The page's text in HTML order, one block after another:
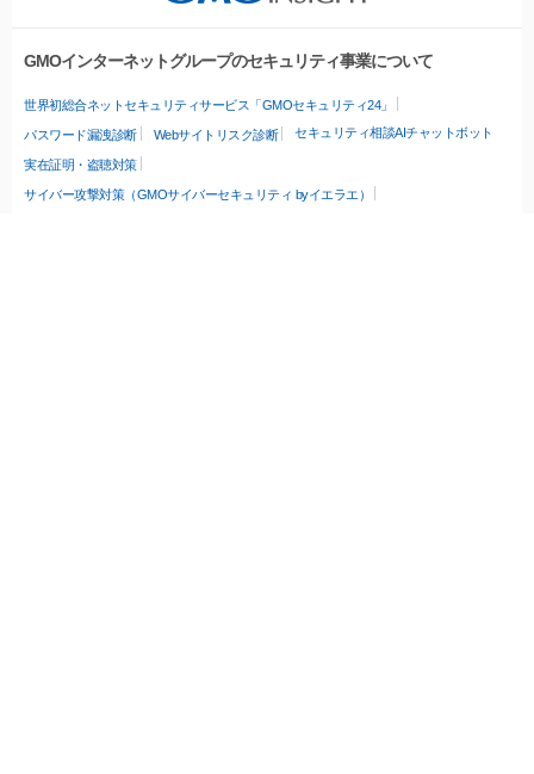
GMOインターネットグループのセキュリティ事業について
世界初総合ネットセキュリティサービス「GMOセキュリティ24」
パスワード漏洩診断 Webサイトリスク診断 セキュリティ相談AIチャットボット
実在証明・盗聴対策
サイバー攻撃対策（GMOサイバーセキュリティ byイエラエ）